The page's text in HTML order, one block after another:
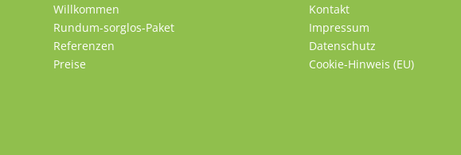
Willkommen
Rundum-sorglos-Paket
Referenzen
Preise
Kontakt
Impressum
Datenschutz
Cookie-Hinweis (EU)